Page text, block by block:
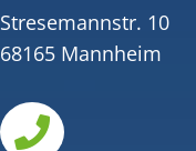
Stresemannstr. 10
68165 Mannheim
